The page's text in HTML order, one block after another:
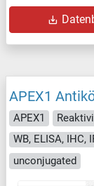
APEX1
APEX1
WB, ELISA, IHC,
unconjugated